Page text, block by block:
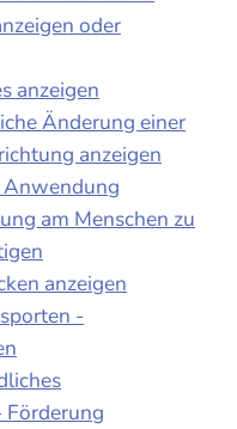
oder
anzeigen
Änderung einer
anzeigen
am Menschen zu
anzeigen
-